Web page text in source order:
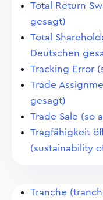
Total Return
gesagt)
Total
Deutschen
Tracking Error
Trade
gesagt)
Trade Sale (so
Tragfähigkeit
(sustainability
Tranche